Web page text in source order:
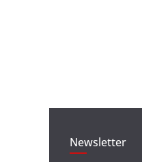
Newsletter